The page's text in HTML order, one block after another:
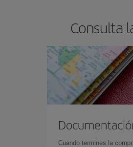
Consulta
Cuando termines la